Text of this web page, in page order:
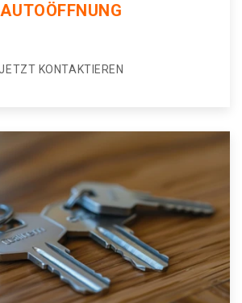
AUTOÖFFNUNG
KONTAKTIEREN